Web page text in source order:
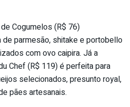
Cogumelos (R$ 76)
parmesão, shitake e portobello
com ovo caipira. Já a
Chef (R$ 119) é perfeita para
selecionados, presunto royal,
pães artesanais.